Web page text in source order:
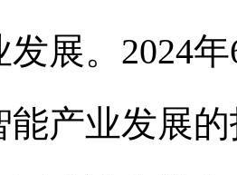
发展。2024
能产业发展